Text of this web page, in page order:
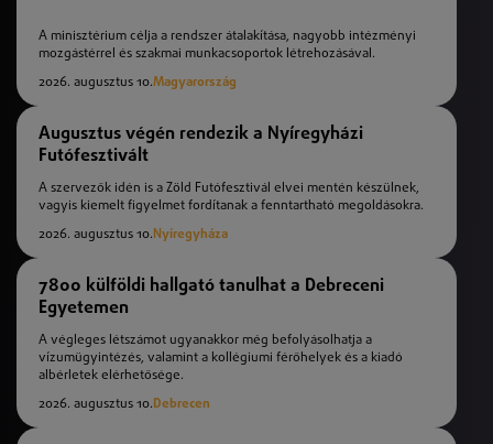
A minisztérium célja a rendszer átalakítása, nagyobb intézményi
mozgástérrel és szakmai munkacsoportok létrehozásával.
2026. augusztus 10.Magyarország
Augusztus végén rendezik a Nyíregyházi
Futófesztivált
A szervezők idén is a Zöld Futófesztivál elvei mentén készülnek,
vagyis kiemelt figyelmet fordítanak a fenntartható megoldásokra.
2026. augusztus 10. Nyíregyháza
7800 külföldi hallgató tanulhat a Debreceni
Egyetemen
A végleges létszámot ugyanakkor még befolyásolhatja a
vízumügyintézés, valamint a kollégiumi férőhelyek és a kiadó
albérletek elérhetősége.
2026. augusztus 10.Debrecen